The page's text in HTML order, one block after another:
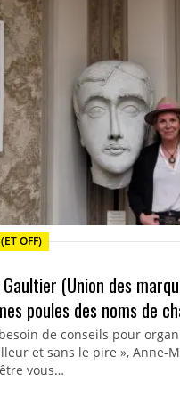
OFF)
(Union des
poules des noms de
de conseils pour
et sans le pire », Anne-
vous…